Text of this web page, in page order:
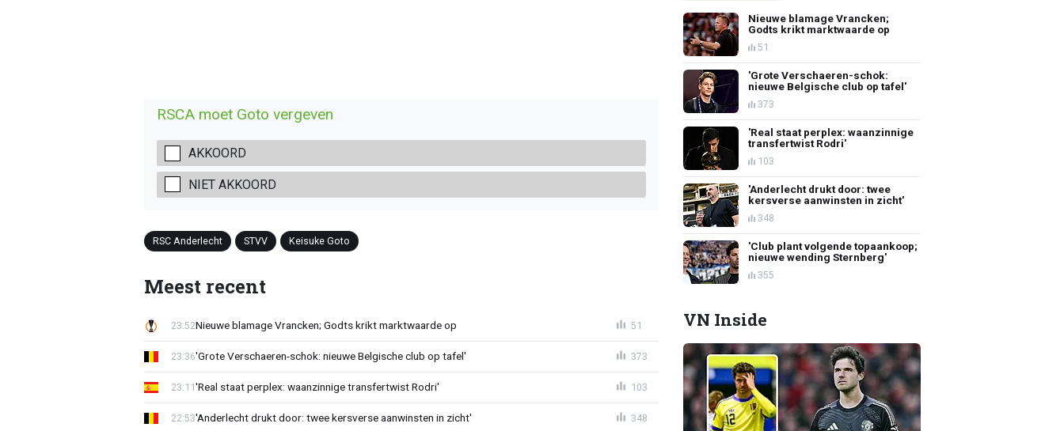
RSCA moet Goto vergeven
AKKOORD
NIET AKKOORD
RSC Anderlecht STVV Keisuke Goto
Meest recent
Nieuwe blamage Vrancken; Godts krikt marktwaarde op
23:52 51
'Grote Verschaeren-schok: nieuwe Belgische club op tafel'
23:36 373
'Real staat perplex: waanzinnige transfertwist Rodri'
23:11 103
'Anderlecht drukt door: twee kersverse aanwinsten in zicht'
22:53 348
Nieuwe blamage Vrancken;
Godts krikt marktwaarde op
51
'Grote Verschaeren-schok:
nieuwe Belgische club op tafel'
373
'Real staat perplex: waanzinnige
transfertwist Rodri'
103
'Anderlecht drukt door: twee
kersverse aanwinsten in zicht'
348
'Club plant volgende topaankoop;
nieuwe wending Sternberg'
355
VN Inside